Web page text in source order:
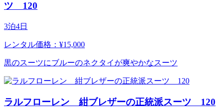
ツ 120
3泊4日
レンタル価格：¥15,000
黒のスーツにブルーのネクタイが爽やかなスーツ
ラルフローレン 紺ブレザーの正統派スーツ 120